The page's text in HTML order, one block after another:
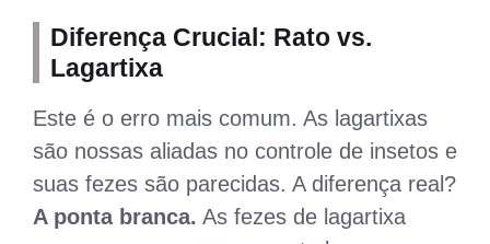
Diferença Crucial: Rato vs.
Lagartixa
Este é o erro mais comum. As lagartixas
são nossas aliadas no controle de insetos e
suas fezes são parecidas. A diferença real?
A ponta branca. As fezes de lagartixa